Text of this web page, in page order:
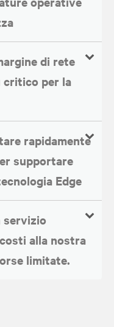
di rete
critico per la
rapidamente
supportare
Edge
servizio
alla nostra
limitate.